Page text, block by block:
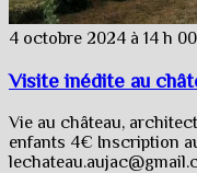
4 octobre 2024 à 14 h
Visite inédite au
Vie au château,
enfants 4€ Inscription